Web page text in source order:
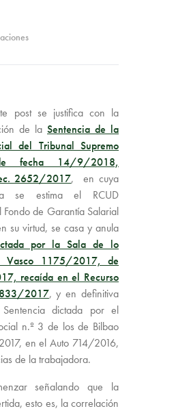
post se justifica con la
de la Sentencia de la
del Tribunal Supremo
fecha 14/9/2018,
2652/2017, en cuya
se estima el RCUD
Fondo de Garantía Salarial
su virtud, se casa y anula
por la Sala de lo
Vasco 1175/2017, de
recaída en el Recurso
2017, y en definitiva
dictada por el
n.º 3 de los de Bilbao
en el Auto 714/2016,
de la trabajadora.
señalando que la
esto es, la correlación